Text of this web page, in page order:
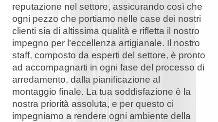
reputazione nel settore, assicurando così che
ogni pezzo che portiamo nelle case dei nostri
clienti sia di altissima qualità e rifletta il nostro
impegno per l’eccellenza artigianale. Il nostro
staff, composto da esperti del settore, è pronto
ad accompagnarti in ogni fase del processo di
arredamento, dalla pianificazione al
montaggio finale. La tua soddisfazione è la
nostra priorità assoluta, e per questo ci
impegniamo a rendere ogni ambiente della